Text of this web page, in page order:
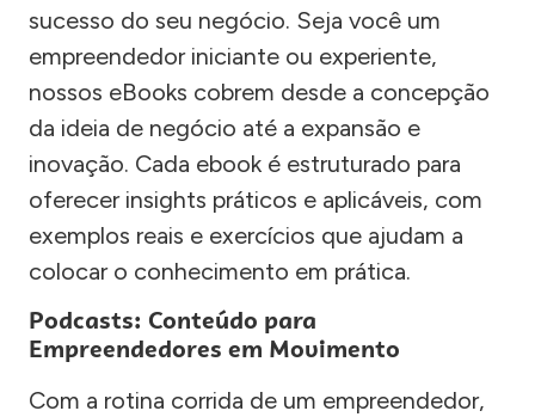
sucesso do seu negócio. Seja você um
empreendedor iniciante ou experiente,
nossos eBooks cobrem desde a concepção
da ideia de negócio até a expansão e
inovação. Cada ebook é estruturado para
oferecer insights práticos e aplicáveis, com
exemplos reais e exercícios que ajudam a
colocar o conhecimento em prática.
Podcasts: Conteúdo para
Empreendedores em Movimento
Com a rotina corrida de um empreendedor,